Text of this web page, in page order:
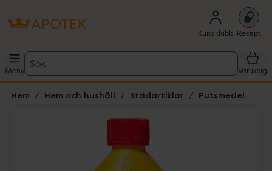
Kundklubb Recept
Meny
Sök
Varukorg
Hem Hem och hushåll Städartiklar Putsmedel